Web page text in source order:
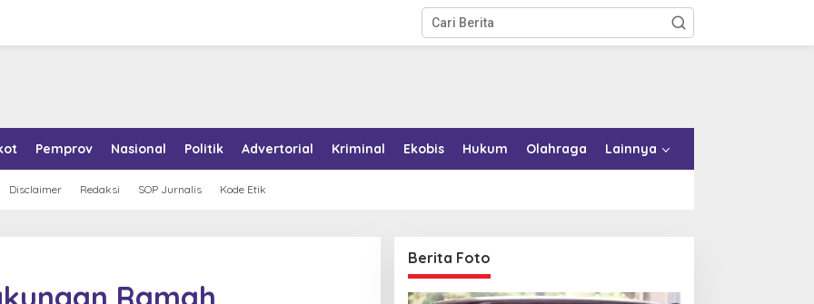
Pemprov Nasional Politik Advertorial Kriminal Ekobis Hukum Olahraga Lainnya
Disclaimer Redaksi SOP Jurnalis Kode Etik
Ramah
Berita Foto